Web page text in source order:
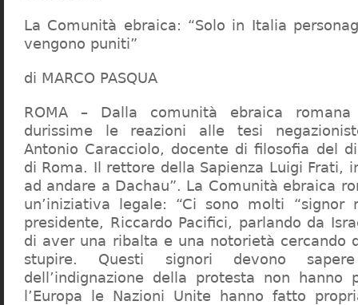
La Comunità ebraica: “Solo in Italia
vengono puniti”
di MARCO PASQUA
ROMA – Dalla comunità ebraica
durissime le reazioni alle tesi
Antonio Caracciolo, docente di filosofia del
di Roma. Il rettore della Sapienza Luigi Frati,
ad andare a Dachau”. La Comunità ebraica
un’iniziativa legale: “Ci sono molti “signor
presidente, Riccardo Pacifici, parlando da
di aver una ribalta e una notorietà cercando
stupire. Questi signori devono
dell’indignazione della protesta non hanno
l’Europa le Nazioni Unite hanno fatto